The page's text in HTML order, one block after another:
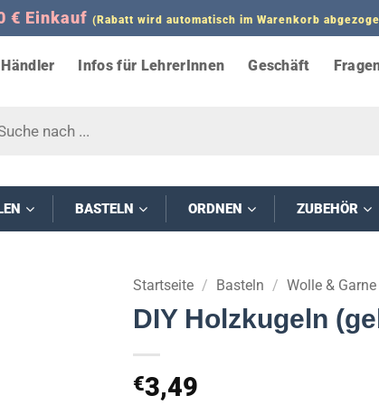
€ Einkauf (Rabatt wird automatisch im Warenkorb
Händler Infos für LehrerInnen Geschäft
BASTELN ORDNEN ZUBEHÖR
Startseite / Basteln / Wolle & Garne
DIY Holzkugeln
€3,49